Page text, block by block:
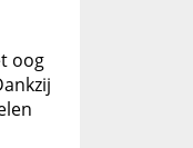
oog